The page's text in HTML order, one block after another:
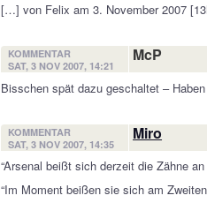
[…] von Felix am 3. November 2007
KOMMENTAR
SAT, 3 NOV 2007, 14:21
McP
Bisschen spät dazu geschaltet –
KOMMENTAR
SAT, 3 NOV 2007, 14:35
Miro
“Arsenal beißt sich derzeit die Zähne
“Im Moment beißen sie sich am